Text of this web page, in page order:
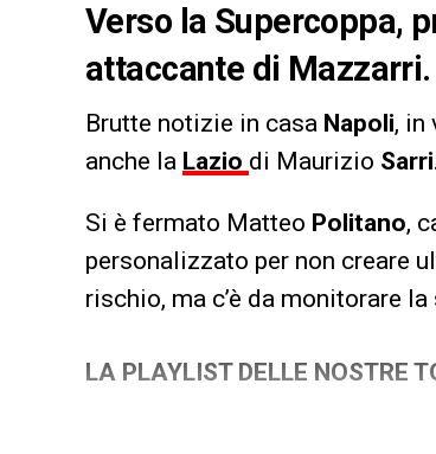
Verso la Supercoppa,
attaccante di
Brutte notizie in casa Napoli, in
anche la Lazio di Maurizio Sarri.
Si è fermato Matteo Politano,
personalizzato per non creare
rischio, ma c’è da monitorare
LA PLAYLIST DELLE NOSTRE